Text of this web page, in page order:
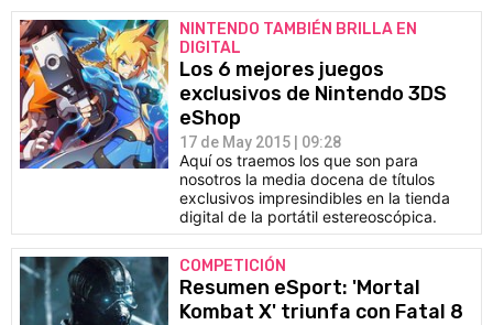
NINTENDO TAMBIÉN BRILLA EN
DIGITAL
Los 6 mejores juegos
exclusivos de Nintendo 3DS
eShop
17 de May 2015 | 09:28
Aquí os traemos los que son para
nosotros la media docena de títulos
exclusivos impresindibles en la tienda
digital de la portátil estereoscópica.
COMPETICIÓN
Resumen eSport: 'Mortal
Kombat X' triunfa con Fatal 8